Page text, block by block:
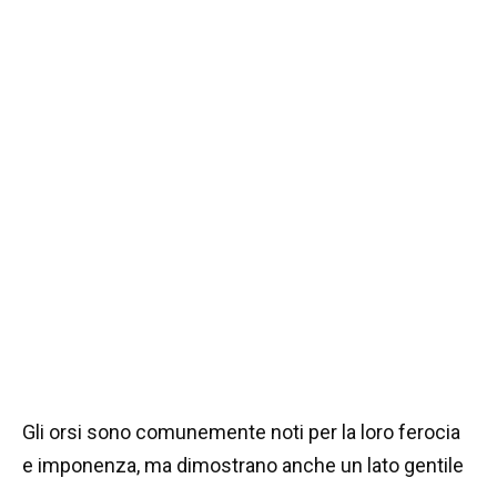
Gli orsi sono comunemente noti per la loro ferocia
e imponenza, ma dimostrano anche un lato gentile